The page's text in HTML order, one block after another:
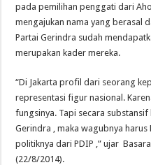
pada pemilihan penggati dari
mengajukan nama yang berasal
Partai Gerindra sudah
merupakan kader mereka.
“Di Jakarta profil dari seorang
representasi figur nasional.
fungsinya. Tapi secara
Gerindra , maka wagubnya harus
politiknya dari PDIP ,” ujar
(22/8/2014).